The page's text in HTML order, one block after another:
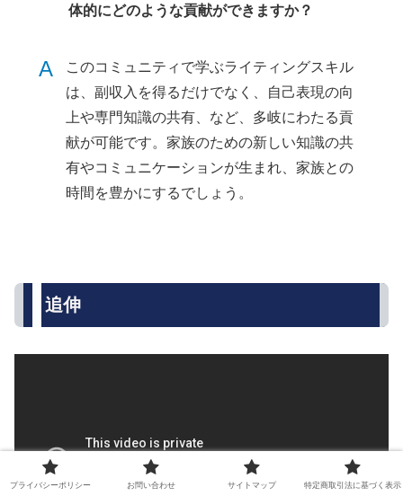
体的にどのような貢献ができますか？
A
このコミュニティで学ぶライティングスキル
は、副収入を得るだけでなく、自己表現の向
上や専門知識の共有、など、多岐にわたる貢
献が可能です。家族のための新しい知識の共
有やコミュニケーションが生まれ、家族との
時間を豊かにするでしょう。
追伸
プライバシーポリシー お問い合わせ サイトマップ 特定商取引法に基づく表示